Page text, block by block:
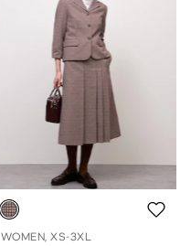
WOMEN, XS-3XL